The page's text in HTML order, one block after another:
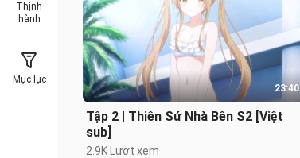
Thịnh
hành
Mục lục
23:40
Tập 2 | Thiên Sứ Nhà Bên S2 [Việt
sub]
2.9K Lượt xem